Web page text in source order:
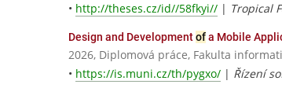
• http://theses.cz/id//58fkyi// | Tropical
Design and Developmentofa Mobile
2026, Diplomová práce, Fakulta
• https://is.muni.cz/th/pygxo/ | Řízení